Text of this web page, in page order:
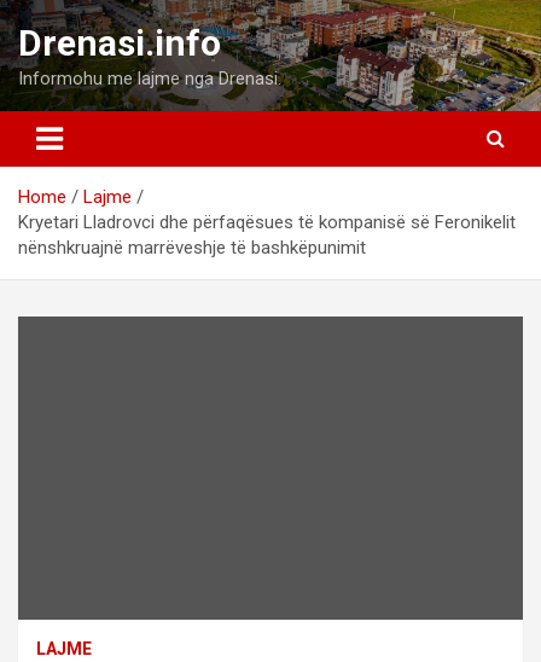
Skip
to
content
Drenasi.info
Informohu me lajme nga Drenasi.
Home
Lajme
Kryetari Lladrovci dhe përfaqësues të kompanisë së Feronikelit
nënshkruajnë marrëveshje të bashkëpunimit
LAJME